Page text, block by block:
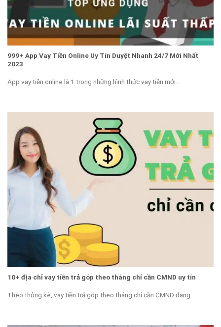
999+ App Vay Tiền Online Uy Tín Duyệt Nhanh 24/7 Mới Nhất
2023
App vay tiền online là 1 trong những hình thức vay tiền mới...
10+ địa chỉ vay tiền trả góp theo tháng chỉ cần CMND uy tín
Theo thống kê, vay tiền trả góp theo tháng chỉ cần CMND đang...